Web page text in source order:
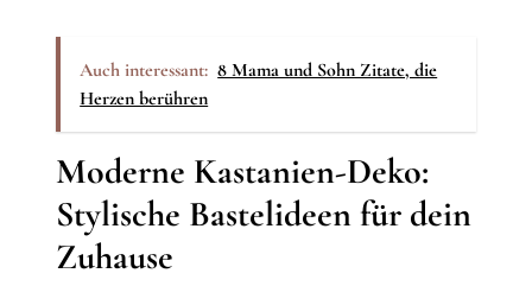
Auch interessant: 8 Mama und Sohn Zitate, die
Herzen berühren
Moderne Kastanien-Deko:
Stylische Bastelideen für dein
Zuhause